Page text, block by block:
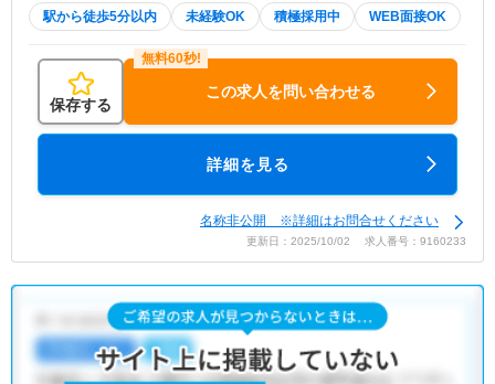
駅から徒歩5分以内 未経験OK 積極採用中 WEB面接OK
保存する
この求人を問い合わせる
詳細を見る
名称非公開 ※詳細はお問合せください
更新日：2025/10/02 求人番号：9160233